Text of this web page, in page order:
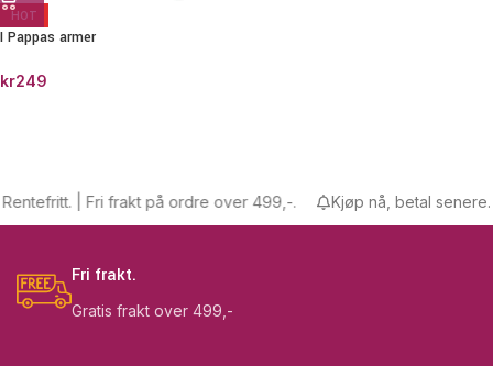
HOT
I Pappas armer
kr249
| Fri frakt på ordre over 499,-. Kjøp nå, betal senere.
Fri frakt.
Gratis frakt over 499,-